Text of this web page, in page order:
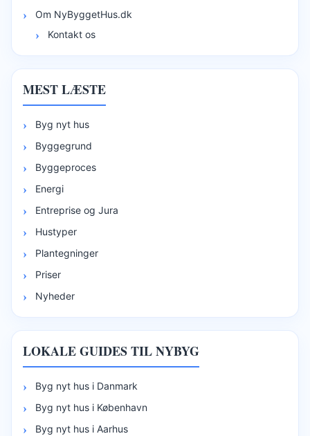
Om NyByggetHus.dk
Kontakt os
MEST LÆSTE
Byg nyt hus
Byggegrund
Byggeproces
Energi
Entreprise og Jura
Hustyper
Plantegninger
Priser
Nyheder
LOKALE GUIDES TIL NYBYG
Byg nyt hus i Danmark
Byg nyt hus i København
Byg nyt hus i Aarhus